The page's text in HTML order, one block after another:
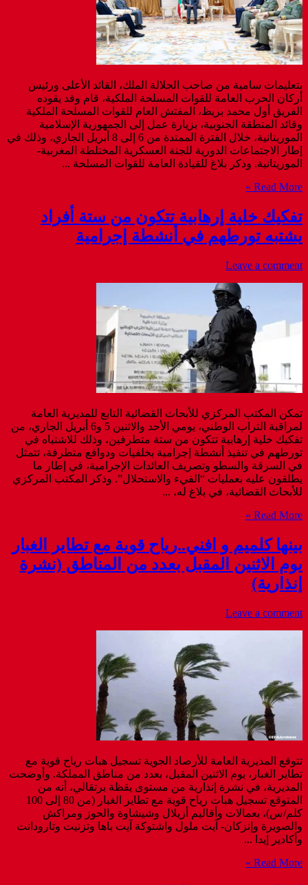
بتعليمات سامية من صاحب الجلالة الملك، القائد الأعلى ورئيس
أركان الحرب العامة للقوات المسلحة الملكية، قام وفد يقوده
الفريق أول محمد بريظ، المفتش العام للقوات المسلحة الملكية
وقائد المنطقة الجنوبية، بزيارة عمل إلى الجمهورية الإسلامية
الموريتانية، خلال الفترة الممتدة من 6 إلى 8 أبريل الجاري، وذلك في
إطار الاجتماعات الدورية للجنة العسكرية المختلطة المغربية-
الموريتانية. وذكر بلاغ للقيادة العامة للقوات المسلحة ...
Read More »
تفكيك خلية إرهابية تتكون من ستة أفراد
يشتبه تورطهم في أنشطة إجرامية
Leave a comment
تمكن المكتب المركزي للأبحاث القضائية التابع للمديرية العامة
لمراقبة التراب الوطني، يومي الأحد والاثنين 5 و6 أبريل الجاري، من
تفكيك خلية إرهابية تتكون من ستة متطرفين، وذلك للاشتباه في
تورطهم في تنفيذ أنشطة إجرامية بخلفيات ودوافع متطرفة، تتمثل
في السرقة والسطو وتصريف العائدات الإجرامية، في إطار ما
يطلقون عليه بعمليات “الفيء والاستحلال”. وذكر المكتب المركزي
للأبحاث القضائية، في بلاغ له، ...
Read More »
بينها كلميم و افني..رياح قوية مع تطاير الغبار
يوم الاثنين المقبل بعدد من المناطق (نشرة
إنذارية)
Leave a comment
تتوقع المديرية العامة للأرصاد الجوية تسجيل هبات رياح قوية مع
تطاير الغبار، يوم الاثنين المقبل، بعدد من مناطق المملكة. وأوضحت
المديرية، في نشرة إنذارية من مستوى يقظة برتقالي، أنه من
المتوقع تسجيل هبات رياح قوية مع تطاير الغبار (من 80 إلى 100
كلم/س)، بعمالات وأقاليم أزيلال وشيشاوة والحوز ومراكش
والصويرة وإنزكان- آيت ملول واشتوكة آيت باها وتزنيت وتارودانت
وأكادير إيدا ...
Read More »